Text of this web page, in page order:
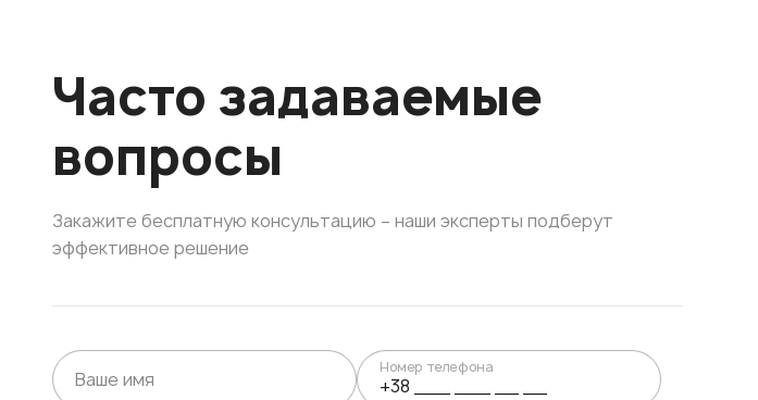
Часто задаваемые
вопросы
Закажите бесплатную консультацию – наши эксперты подберут
эффективное решение
Номер телефона